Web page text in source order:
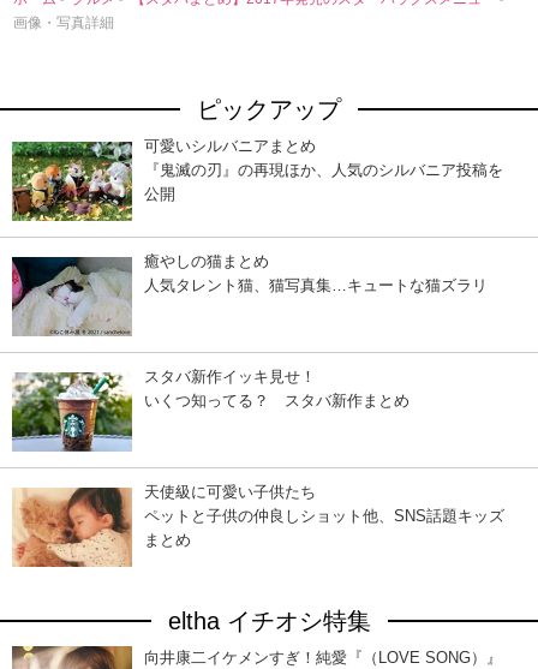
画像・写真詳細
ピックアップ
可愛いシルバニアまとめ
『鬼滅の刃』の再現ほか、人気のシルバニア投稿を
公開
癒やしの猫まとめ
人気タレント猫、猫写真集…キュートな猫ズラリ
スタバ新作イッキ見せ！
いくつ知ってる？ スタバ新作まとめ
天使級に可愛い子供たち
ペットと子供の仲良しショット他、SNS話題キッズ
まとめ
eltha イチオシ特集
向井康二イケメンすぎ！純愛『（LOVE SONG）』